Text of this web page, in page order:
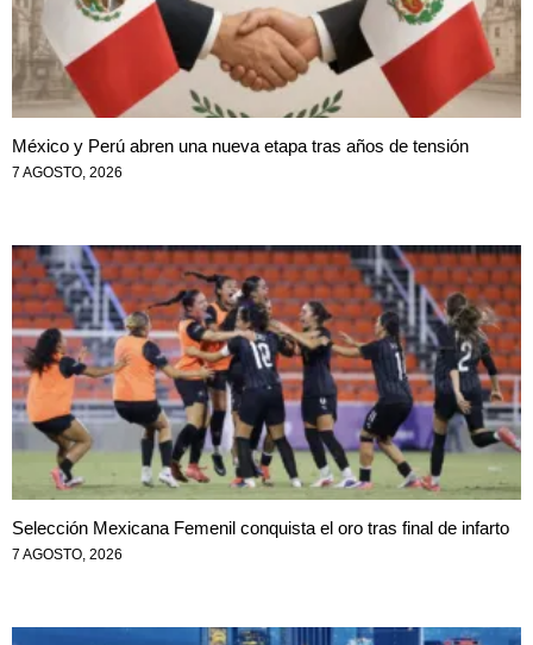
México y Perú abren una nueva etapa tras años de tensión
7 AGOSTO, 2026
Selección Mexicana Femenil conquista el oro tras final de infarto
7 AGOSTO, 2026